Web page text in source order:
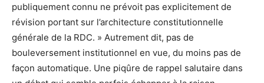
publiquement connu ne prévoit pas explicitement de
révision portant sur l’architecture constitutionnelle
générale de la RDC. » Autrement dit, pas de
bouleversement institutionnel en vue, du moins pas de
façon automatique. Une piqûre de rappel salutaire dans